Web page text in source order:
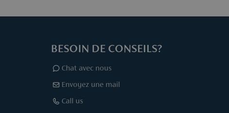
BESOIN DE CONSEILS?
Chat avec nous
Envoyez une mail
Call us